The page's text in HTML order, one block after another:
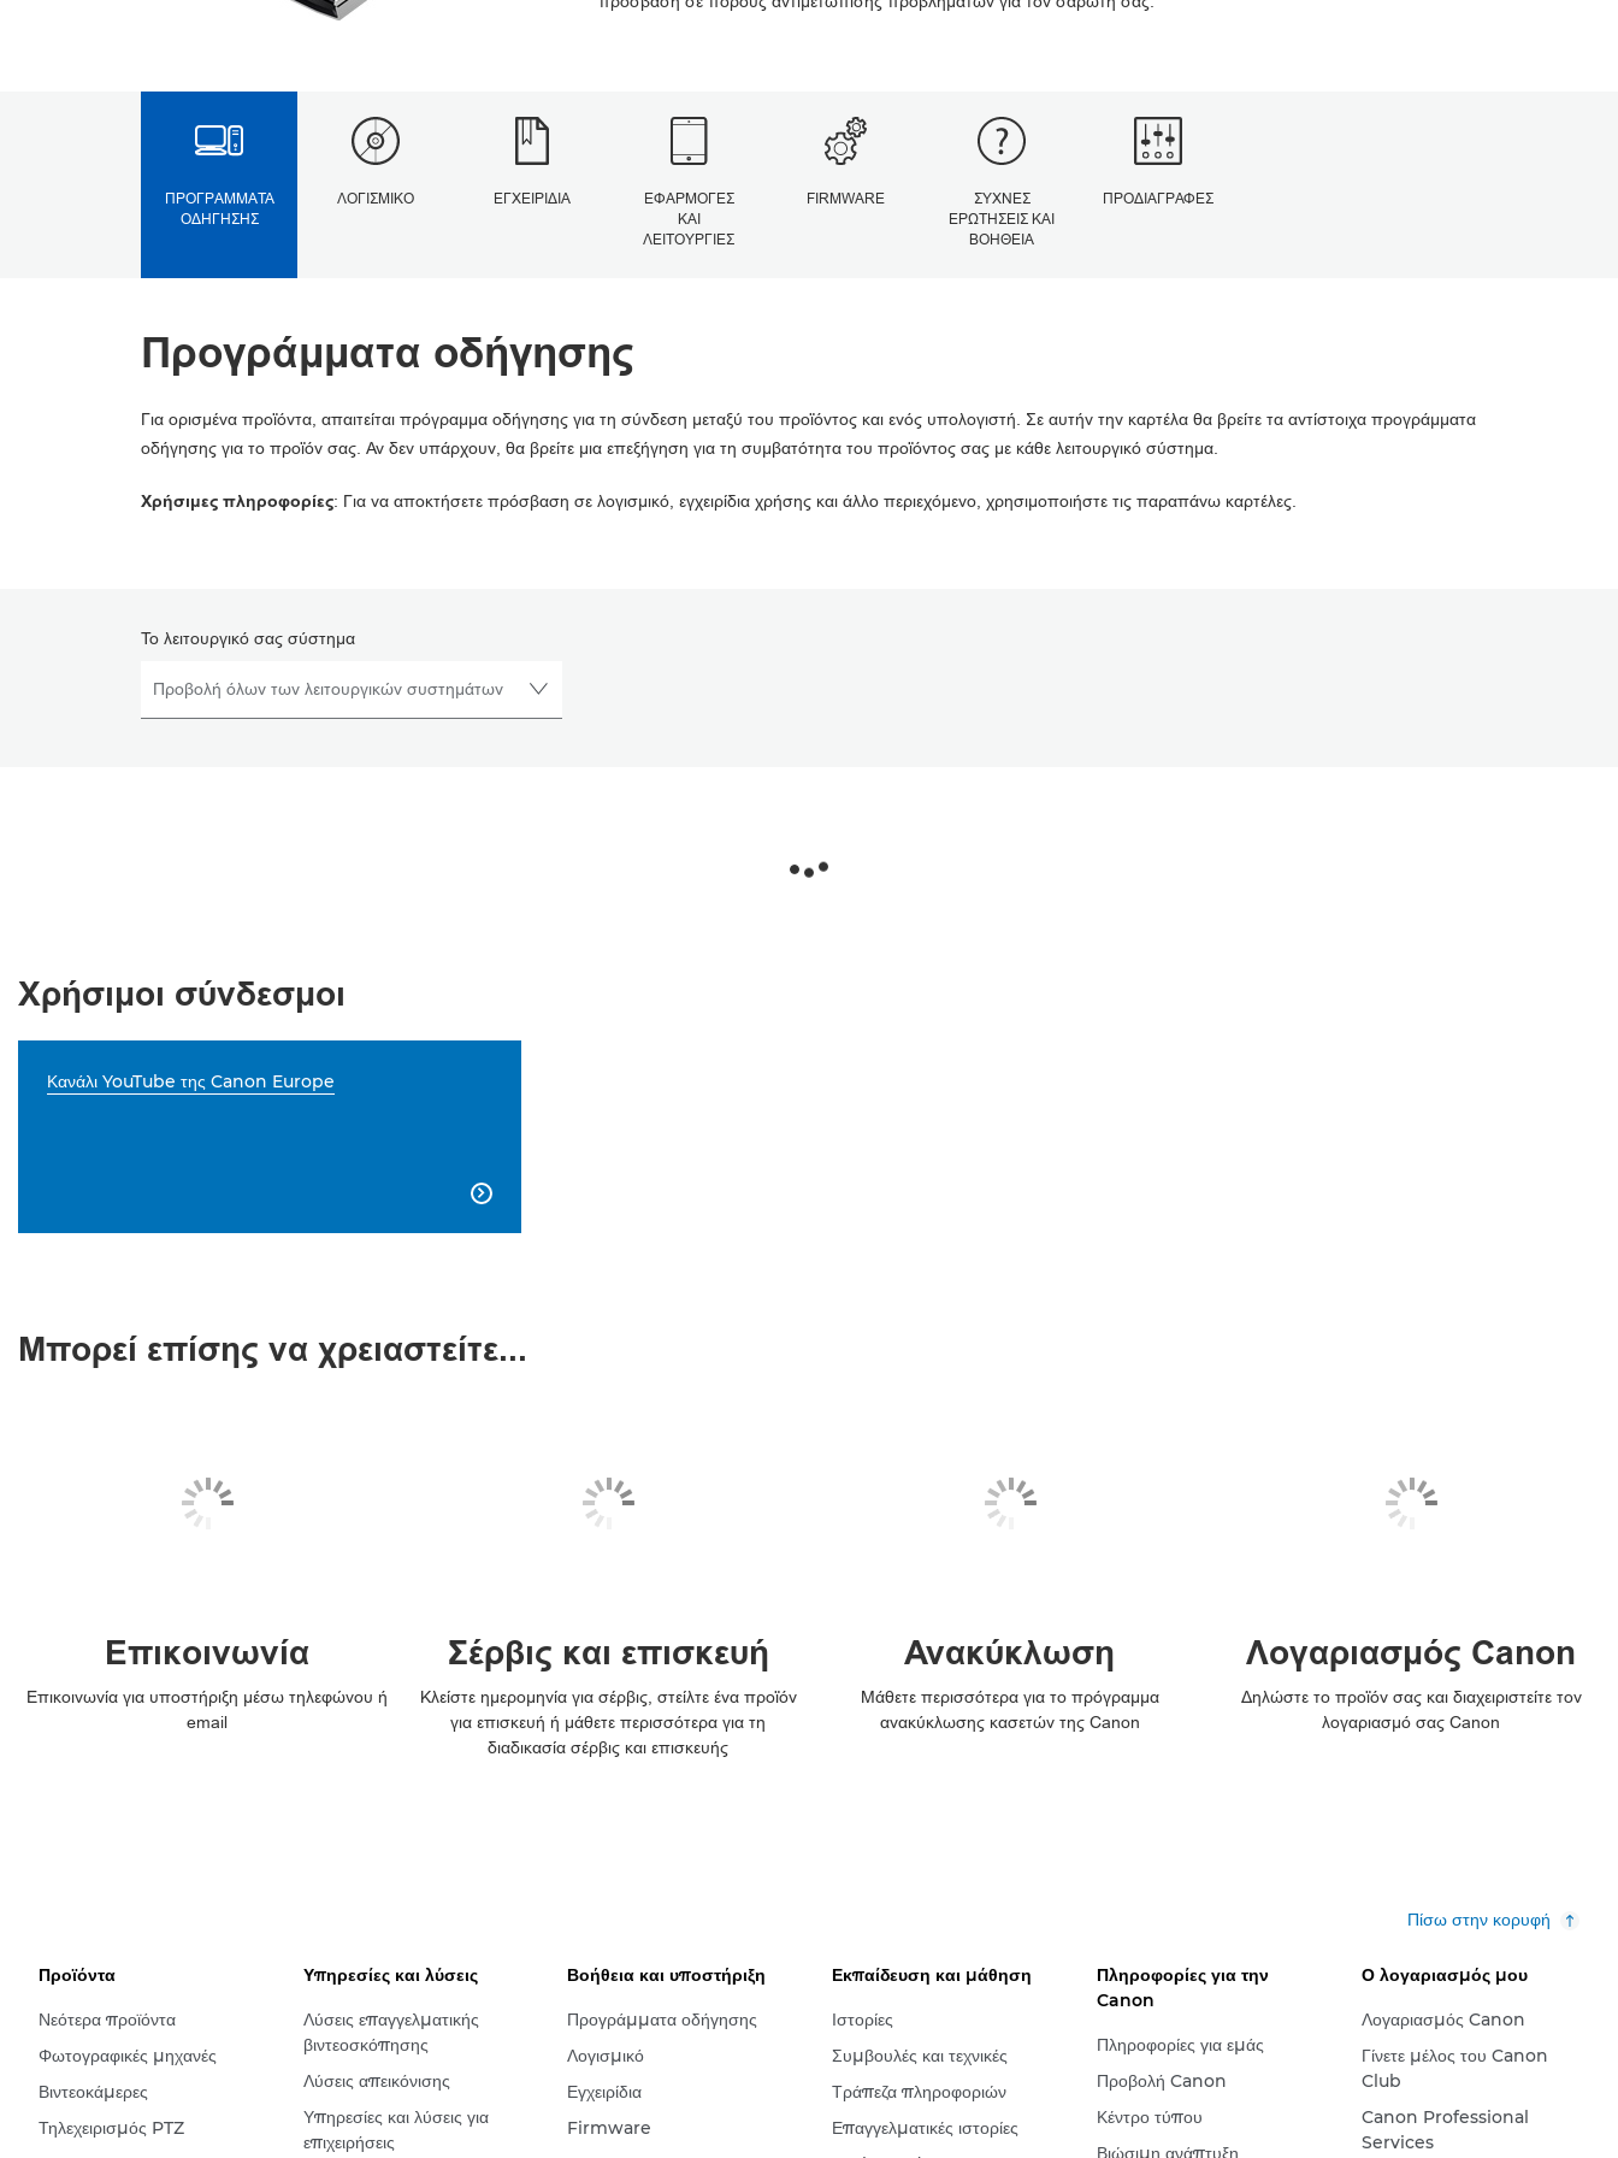
ΠΡΟΓΡΆΜΜΑΤΑ
ΟΔΉΓΗΣΗΣ
ΛΟΓΙΣΜΙΚΌ ΕΓΧΕΙΡΊΔΙΑ
ΕΦΑΡΜΟΓΈΣ
ΚΑΙ
ΛΕΙΤΟΥΡΓΊΕΣ
FIRMWARE
ΣΥΧΝΈΣ
ΕΡΩΤΉΣΕΙΣ ΚΑΙ
ΒΟΉΘΕΙΑ
ΠΡΟΔΙΑΓΡΑΦΈΣ
Προγράμματα οδήγησης
Για ορισμένα προϊόντα, απαιτείται πρόγραμμα οδήγησης για τη σύνδεση μεταξύ του προϊόντος και ενός υπολογιστή. Σε αυτήν την καρτέλα θα βρείτε τα αντίστοιχα προγράμματα
οδήγησης για το προϊόν σας. Αν δεν υπάρχουν, θα βρείτε μια επεξήγηση για τη συμβατότητα του προϊόντος σας με κάθε λειτουργικό σύστημα.
Χρήσιμες πληροφορίες: Για να αποκτήσετε πρόσβαση σε λογισμικό, εγχειρίδια χρήσης και άλλο περιεχόμενο, χρησιμοποιήστε τις παραπάνω καρτέλες.
Το λειτουργικό σας σύστημα
Χρήσιμοι σύνδεσμοι
Κανάλι YouTube της Canon Europe

Μπορεί επίσης να χρειαστείτε...
Επικοινωνία
Επικοινωνία για υποστήριξη μέσω τηλεφώνου ή
email
Σέρβις και επισκευή
Κλείστε ημερομηνία για σέρβις, στείλτε ένα προϊόν
για επισκευή ή μάθετε περισσότερα για τη
διαδικασία σέρβις και επισκευής
Ανακύκλωση
Μάθετε περισσότερα για το πρόγραμμα
ανακύκλωσης κασετών της Canon
Λογαριασμός Canon
Δηλώστε το προϊόν σας και διαχειριστείτε τον
λογαριασμό σας Canon
Πίσω στην κορυφή
Προϊόντα
Νεότερα προϊόντα
Φωτογραφικές μηχανές
Βιντεοκάμερες
Τηλεχειρισμός PTZ
Υπηρεσίες και λύσεις
Λύσεις επαγγελματικής
βιντεοσκόπησης
Λύσεις απεικόνισης
Υπηρεσίες και λύσεις για
επιχειρήσεις
Βοήθεια και υποστήριξη
Προγράμματα οδήγησης
Λογισμικό
Εγχειρίδια
Firmware
Εκπαίδευση και μάθηση
Ιστορίες
Συμβουλές και τεχνικές
Τράπεζα πληροφοριών
Επαγγελματικές ιστορίες
Πληροφορίες για την
Canon
Πληροφορίες για εμάς
Προβολή Canon
Κέντρο τύπου
Βιώσιμη ανάπτυξη
Ο λογαριασμός μου
Λογαριασμός Canon
Γίνετε μέλος του Canon
Club
Canon Professional
Services